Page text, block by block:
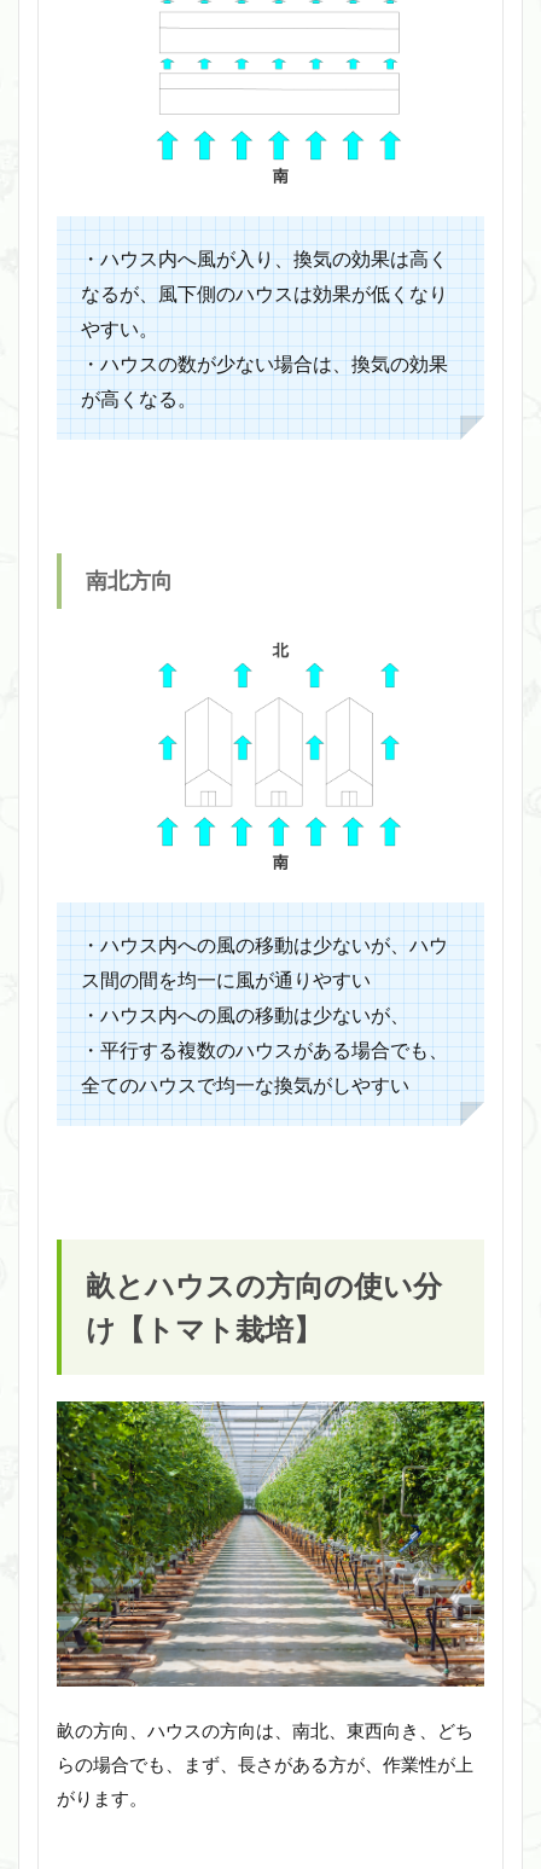
・ハウス内へ風が入り、換気の効果は高く
なるが、風下側のハウスは効果が低くなり
やすい。
・ハウスの数が少ない場合は、換気の効果
が高くなる。
南北方向
・ハウス内への風の移動は少ないが、ハウ
ス間の間を均一に風が通りやすい
・ハウス内への風の移動は少ないが、
・平行する複数のハウスがある場合でも、
全てのハウスで均一な換気がしやすい
畝とハウスの方向の使い分
け【トマト栽培】
畝の方向、ハウスの方向は、南北、東西向き、どち
らの場合でも、まず、長さがある方が、作業性が上
がります。